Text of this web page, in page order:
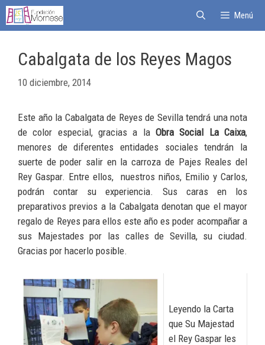
Menú
Cabalgata de los Reyes Magos
10 diciembre, 2014
Este año la Cabalgata de Reyes de Sevilla tendrá una nota
de color especial, gracias a la Obra Social La Caixa,
menores de diferentes entidades sociales tendrán la
suerte de poder salir en la carroza de Pajes Reales del
Rey Gaspar. Entre ellos, nuestros niños, Emilio y Carlos,
podrán contar su experiencia. Sus caras en los
preparativos previos a la Cabalgata denotan que el mayor
regalo de Reyes para ellos este año es poder acompañar a
sus Majestades por las calles de Sevilla, su ciudad.
Gracias por hacerlo posible.
Leyendo la Carta
que Su Majestad
el Rey Gaspar les